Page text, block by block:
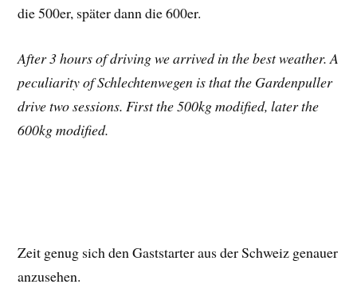
die 500er, später dann die 600er.
After 3 hours of driving we arrived in the best weather. A
peculiarity of Schlechtenwegen is that the Gardenpuller
drive two sessions. First the 500kg modified, later the
600kg modified.
Zeit genug sich den Gaststarter aus der Schweiz genauer
anzusehen.